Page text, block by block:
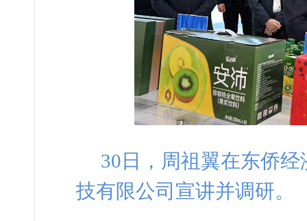
30日，周祖翼在东侨
技有限公司宣讲并调研。